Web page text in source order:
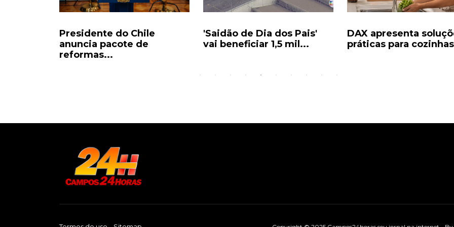
Presidente do Chile
anuncia pacote de
reformas...
'Saidão de Dia dos Pais'
vai beneficiar 1,5 mil...
DAX apresenta
práticas para cozinhas